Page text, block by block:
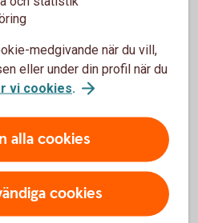
IT-personal.
- spara
blir utsatt, kontakta
och informera vad som hänt.
pengar. Spara och
information som möjligt
till brottsutredande
på förövarna.
medgivande när du vill,
eller under din profil när du
vi cookies.
alla cookies
cookies